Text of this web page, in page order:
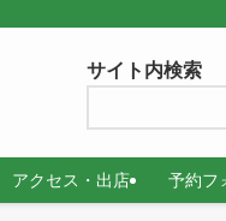
アクセス・出店 予約フ
サイト内検索